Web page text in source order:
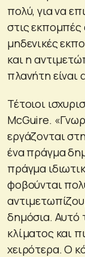
πολύ, για να
στις
μηδενικές
και η
πλανήτη είναι
Τέτοιοι
McGuire.
εργάζονται
ένα πράγμα
πράγμα
φοβούνται
δημόσια. Αυτό
κλίματος και
χειρότερα. Ο